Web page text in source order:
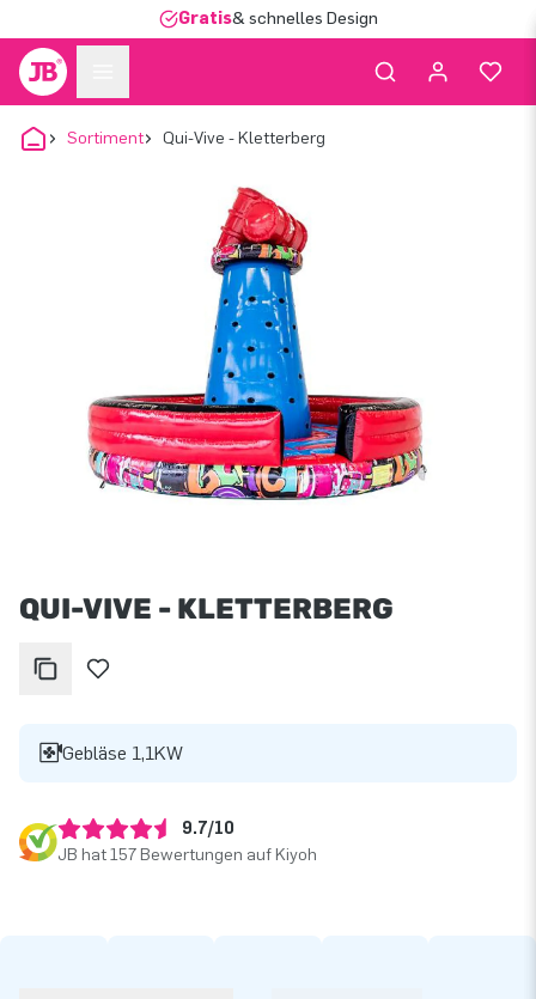
Gratis& schnelles Design
Sortiment Qui-Vive - Kletterberg
QUI-VIVE - KLETTERBERG
Gebläse 1,1KW
9.7/10
JB hat 157 Bewertungen auf Kiyoh